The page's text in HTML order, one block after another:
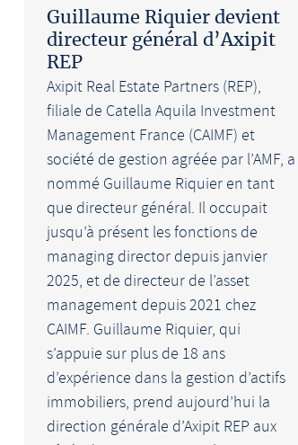
Guillaume Riquier devient
directeur général d’Axipit
REP
Axipit Real Estate Partners (REP),
filiale de Catella Aquila Investment
Management France (CAIMF) et
société de gestion agréée par l’AMF, a
nommé Guillaume Riquier en tant
que directeur général. Il occupait
jusqu’à présent les fonctions de
managing director depuis janvier
2025, et de directeur de l’asset
management depuis 2021 chez
CAIMF. Guillaume Riquier, qui
s’appuie sur plus de 18 ans
d’expérience dans la gestion d’actifs
immobiliers, prend aujourd’hui la
direction générale d’Axipit REP aux